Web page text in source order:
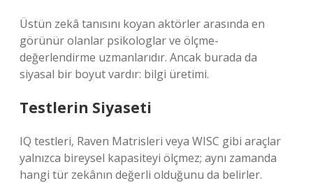
Üstün zekâ tanısını koyan aktörler arasında en
görünür olanlar psikologlar ve ölçme-
değerlendirme uzmanlarıdır. Ancak burada da
siyasal bir boyut vardır: bilgi üretimi.
Testlerin Siyaseti
IQ testleri, Raven Matrisleri veya WISC gibi araçlar
yalnızca bireysel kapasiteyi ölçmez; aynı zamanda
hangi tür zekânın değerli olduğunu da belirler.